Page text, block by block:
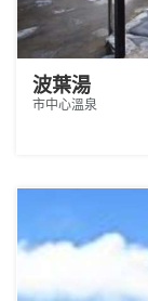
波葉湯
市中心溫泉